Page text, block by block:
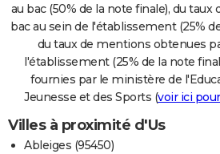
au bac (50% de la note finale), du taux
bac au sein de l'établissement (25%
du taux de mentions obtenues
l'établissement (25% de la note
fournies par le ministère de
Jeunesse et des Sports (voir ici
Villes à proximité d'Us
Ableiges (95450)